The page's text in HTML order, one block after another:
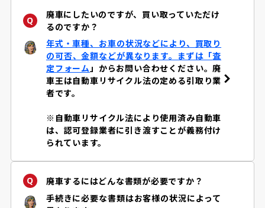
廃車にしたいのですが、買い取っていただけ
るのですか？
年式・車種、お車の状況などにより、買取り
の可否、金額などが異なります。まずは「査
定フォーム」からお問い合わせください。廃
車王は自動車リサイクル法の定める引取り業
者です。
※自動車リサイクル法により使用済み自動車
は、認可登録業者に引き渡すことが義務付け
られています。
廃車するにはどんな書類が必要ですか？
手続きに必要な書類はお客様の状況によって